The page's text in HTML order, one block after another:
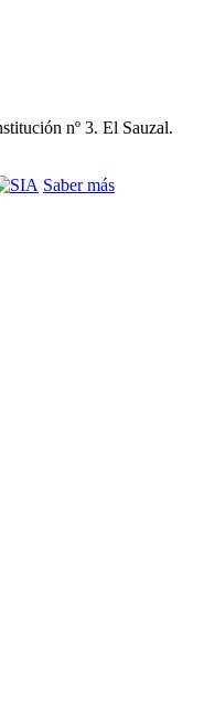
nº 3. El Sauzal.
Saber más